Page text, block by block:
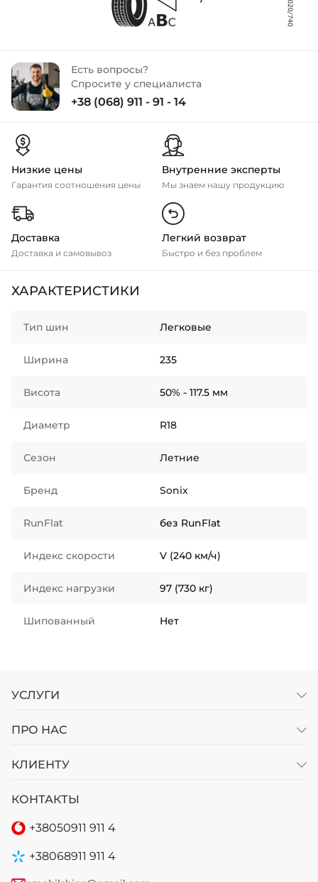
Есть вопросы?
Спросите у специалиста
+38 (068) 911 - 91 - 14
Низкие цены
Гарантия соотношения цены
Внутренние эксперты
Мы знаем нашу продукцию
Доставка
Доставка и самовывоз
Легкий возврат
Быстро и без проблем
ХАРАКТЕРИСТИКИ
Тип шин Легковые
Ширина 235
Висота 50% - 117.5 мм
Диаметр R18
Сезон Летние
Бренд Sonix
RunFlat без RunFlat
Индекс скорости V (240 км/ч)
Индекс нагрузки 97 (730 кг)
Шипованный Нет
УСЛУГИ
ПРО НАС
КЛИЕНТУ
КОНТАКТЫ
+38050911 911 4
+38068911 911 4